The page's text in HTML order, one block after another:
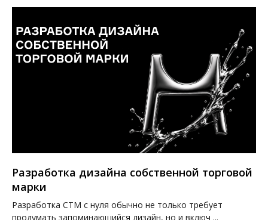
Разработка дизайна собственной торговой
марки
Разработка СТМ с нуля обычно не только требует
продумать запоминающийся дизайн, но и включ ...